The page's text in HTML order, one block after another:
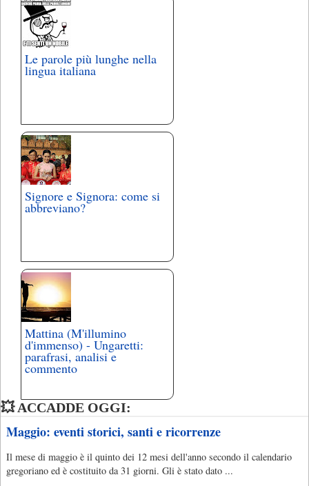
Le parole più lunghe nella
lingua italiana
Signore e Signora: come si
abbreviano?
Mattina (M'illumino
d'immenso) - Ungaretti:
parafrasi, analisi e
commento
💥 ACCADDE OGGI:
Maggio: eventi storici, santi e ricorrenze
Il mese di maggio è il quinto dei 12 mesi dell'anno secondo il calendario
gregoriano ed è costituito da 31 giorni. Gli è stato dato ...